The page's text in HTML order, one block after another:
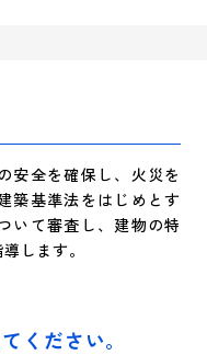
安全を確保し、火災を
築基準法をはじめとす
いて審査し、建物の特
します。
ください。